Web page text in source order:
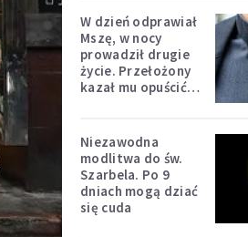
W dzień odprawiał
Mszę, w nocy
prowadził drugie
życie. Przełożony
kazał mu opuścić
Niezawodna
modlitwa do św.
Szarbela. Po 9
dniach mogą dziać
się cuda